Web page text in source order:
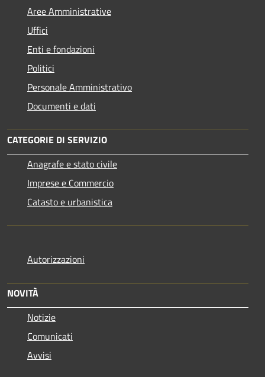
Aree Amministrative
Uffici
Enti e fondazioni
Politici
Personale Amministrativo
Documenti e dati
CATEGORIE DI SERVIZIO
Anagrafe e stato civile
Imprese e Commercio
Catasto e urbanistica
Autorizzazioni
NOVITÀ
Notizie
Comunicati
Avvisi